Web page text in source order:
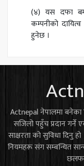
(४) यस दफा
कम्पनीको
हुनेछ ।
Actnepal नेपालमा बनेका
सजिलो पहुँच प्रदान गर्ने
साक्षरता को सुविधा दिनु हो
नियमहरू संग सम्बन्धित